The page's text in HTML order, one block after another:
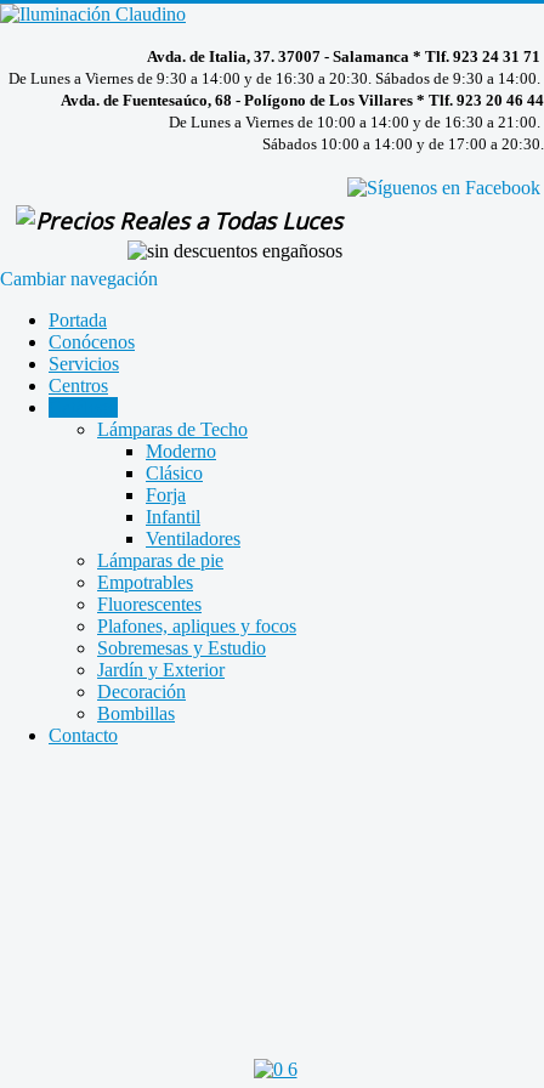
Avda. de Italia, 37. 37007 - Salamanca * Tlf. 923 24 31 71
De Lunes a Viernes de 9:30 a 14:00 y de 16:30 a 20:30. Sábados de 9:30 a 14:00.
Avda. de Fuentesaúco, 68 - Polígono de Los Villares * Tlf. 923 20 46 44
De Lunes a Viernes de 10:00 a 14:00 y de 16:30 a 21:00.
Sábados 10:00 a 14:00 y de 17:00 a 20:30.
Cambiar navegación
Portada
Conócenos
Servicios
Centros
Lámparas de Techo
Moderno
Clásico
Forja
Infantil
Ventiladores
Lámparas de pie
Empotrables
Fluorescentes
Plafones, apliques y focos
Sobremesas y Estudio
Jardín y Exterior
Decoración
Bombillas
Contacto